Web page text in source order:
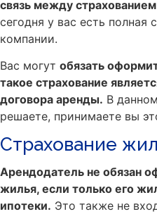
связь между
сегодня у вас есть полная
компании.
Вас могут обязать
такое страхование
договора аренды. В
решаете, принимаете вы
Страхование
Арендодатель не обязан
жилья, если только его
ипотеки. Это также не